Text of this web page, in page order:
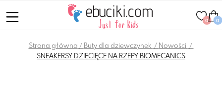
0 0
Strona główna Buty dla dziewczynek
Nowości
SNEAKERSY DZIECIĘCE NA RZEPY BIOMECANICS